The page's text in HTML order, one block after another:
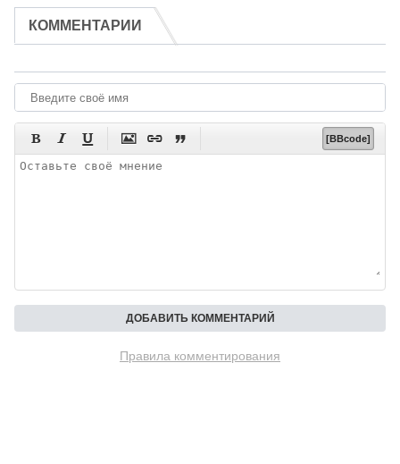
КОММЕНТАРИИ
      [BBcode]
Правила комментирования